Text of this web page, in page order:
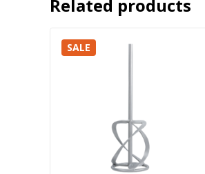
Related products
SALE